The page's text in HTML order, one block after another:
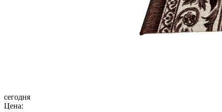
сегодня
Цена: